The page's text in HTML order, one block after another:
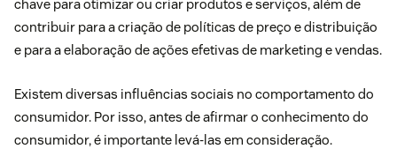
chave para otimizar ou criar produtos e serviços, além de
contribuir para a criação de políticas de preço e distribuição
e para a elaboração de ações efetivas de marketing e vendas.
Existem diversas influências sociais no comportamento do
consumidor. Por isso, antes de afirmar o conhecimento do
consumidor, é importante levá-las em consideração.